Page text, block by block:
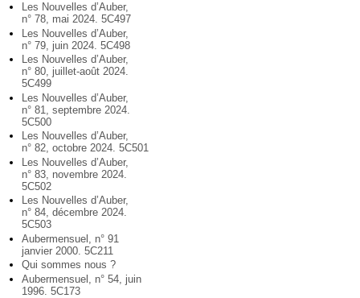
Les Nouvelles d’Auber,
n° 78, mai 2024. 5C497
Les Nouvelles d’Auber,
n° 79, juin 2024. 5C498
Les Nouvelles d’Auber,
n° 80, juillet-août 2024.
5C499
Les Nouvelles d’Auber,
n° 81, septembre 2024.
5C500
Les Nouvelles d’Auber,
n° 82, octobre 2024. 5C501
Les Nouvelles d’Auber,
n° 83, novembre 2024.
5C502
Les Nouvelles d’Auber,
n° 84, décembre 2024.
5C503
Aubermensuel, n° 91
janvier 2000. 5C211
Qui sommes nous ?
Aubermensuel, n° 54, juin
1996. 5C173